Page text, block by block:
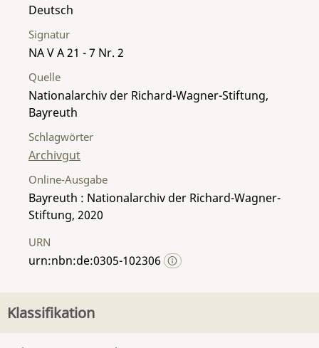
Deutsch
Signatur
NA V A 21 - 7 Nr. 2
Quelle
Nationalarchiv der Richard-Wagner-Stiftung,
Bayreuth
Schlagwörter
Archivgut
Online-Ausgabe
Bayreuth : Nationalarchiv der Richard-Wagner-
Stiftung, 2020
URN
urn:nbn:de:0305-102306
Klassifikation